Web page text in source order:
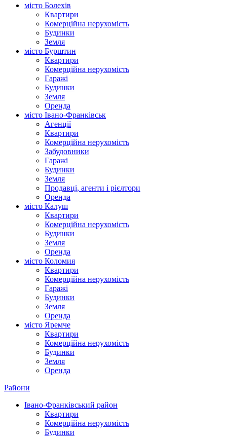
місто Болехів
Квартири
Комерційна нерухомість
Будинки
Земля
місто Бурштин
Квартири
Комерційна нерухомість
Гаражі
Будинки
Земля
Оренда
місто Івано-Франківськ
Агенції
Квартири
Комерційна нерухомість
Забудовники
Гаражі
Будинки
Земля
Продавці, агенти і рієлтори
Оренда
місто Калуш
Квартири
Комерційна нерухомість
Будинки
Земля
Оренда
місто Коломия
Квартири
Комерційна нерухомість
Гаражі
Будинки
Земля
Оренда
місто Яремче
Квартири
Комерційна нерухомість
Будинки
Земля
Оренда
Райони
Івано-Франківський район
Квартири
Комерційна нерухомість
Будинки